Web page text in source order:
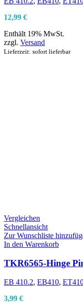
12,99 €
Enthält 19% MwSt.
zzgl. Versand
Lieferzeit: sofort lieferbar
Vergleichen
Schnellansicht
Zur Wunschliste
In den Warenkorb
TKR6565-Hinge
EB 410.2, EB410,
3,99 €